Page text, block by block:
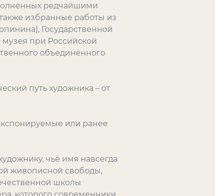
редчайшими
избранные работы из
Государственной
музея при Российской
объединённого
путь художника – от
или ранее
чьё имя навсегда
живописной свободы,
школы